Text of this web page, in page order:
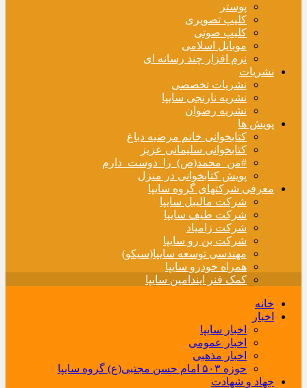
پوستر
کلیپ تصویری
کلیپ صوتی
موبایل اسلامی
نرم افزار چند رسانه ای
نشریات
نشریات تخصصی
نشریه نارنجی سایپا
نشریه رضوان
پویش ها
کتابخوانی خانم مرضیه دباغ
کتابخوانی سلیمانی عزیز
#من_محمد(ص)_را_دوست_دارم
پویش کتابخوانی در منزل
معرفی شرکتهای گروه سایپا
شرکت مالیبل سایپا
شرکت طیف سایپا
شرکت زامیاد
شرکت بن رو سایپا
مهندسی توسعه سایپا(سیکو)
همراه خودرو سایپا
کمک فنر ایندامین سایپا
خانه
اخبار
اخبار سایپا
اخبار عمومی
اخبار مذهبی
حوزه ۵۰۳ امام حسن مجتبی(ع) گروه سایپا
جهاد و شهادت